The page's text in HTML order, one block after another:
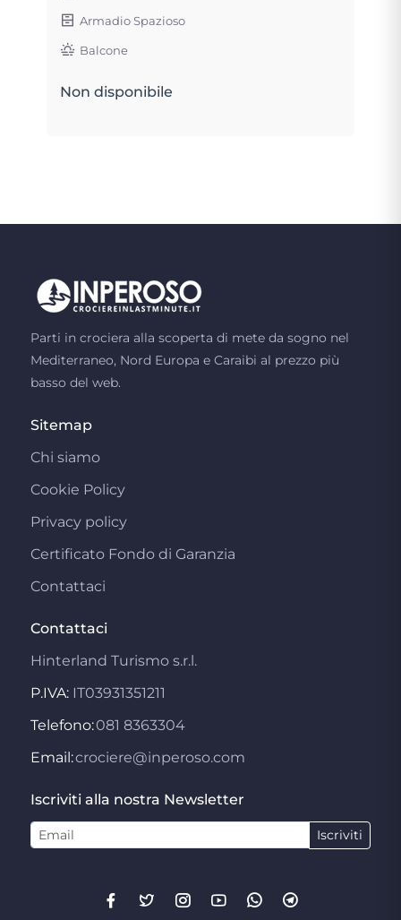
Armadio Spazioso
Balcone
Non disponibile
Parti in crociera alla scoperta di mete da sogno nel
Mediterraneo, Nord Europa e Caraibi al prezzo più
basso del web.
Sitemap
Chi siamo
Cookie Policy
Privacy policy
Certificato Fondo di Garanzia
Contattaci
Contattaci
Hinterland Turismo s.r.l.
P.IVA: IT03931351211
Telefono:081 8363304
Email:crociere@inperoso.com
Iscriviti alla nostra Newsletter
Iscriviti